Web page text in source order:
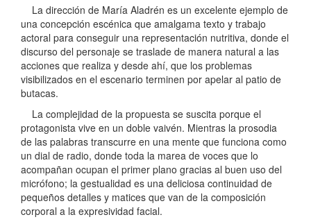
La dirección de María Aladrén es un excelente ejemplo de
una concepción escénica que amalgama texto y trabajo
actoral para conseguir una representación nutritiva, donde el
discurso del personaje se traslade de manera natural a las
acciones que realiza y desde ahí, que los problemas
visibilizados en el escenario terminen por apelar al patio de
butacas.
La complejidad de la propuesta se suscita porque el
protagonista vive en un doble vaivén. Mientras la prosodia
de las palabras transcurre en una mente que funciona como
un dial de radio, donde toda la marea de voces que lo
acompañan ocupan el primer plano gracias al buen uso del
micrófono; la gestualidad es una deliciosa continuidad de
pequeños detalles y matices que van de la composición
corporal a la expresividad facial.